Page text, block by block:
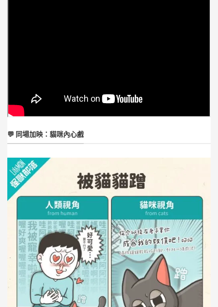
💬 同場加映：貓咪內心戲